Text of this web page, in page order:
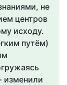
не
центров
исходу.
путём)
изменили